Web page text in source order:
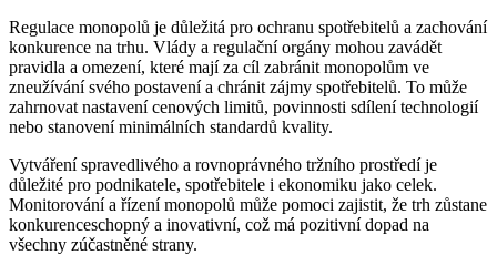
Regulace monopolů je důležitá pro ochranu spotřebitelů a zachování
konkurence na trhu. Vlády a regulační orgány mohou zavádět
pravidla a omezení, které mají za cíl zabránit monopolům ve
zneužívání svého postavení a chránit zájmy spotřebitelů. To může
zahrnovat nastavení cenových limitů, povinnosti sdílení technologií
nebo stanovení minimálních standardů kvality.
Vytváření spravedlivého a rovnoprávného tržního prostředí je
důležité pro podnikatele, spotřebitele i ekonomiku jako celek.
Monitorování a řízení monopolů může pomoci zajistit, že trh zůstane
konkurenceschopný a inovativní, což má pozitivní dopad na
všechny zúčastněné strany.